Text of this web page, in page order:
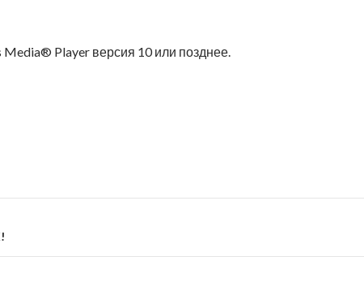
Player версия 10 или позднее.